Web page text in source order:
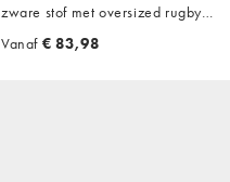
zware stof met oversized rugby
top en joggingbroek met ronde
Vanaf € 83,98